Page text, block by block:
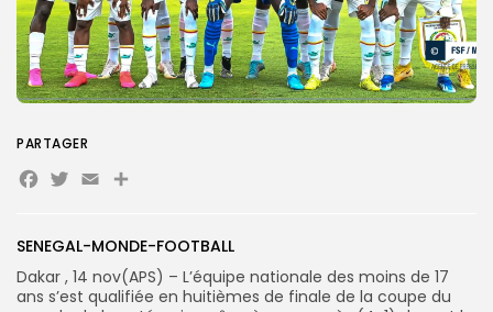
FR
SENEGAL-MONDE-FOOTBALL
Dakar , 14 nov(APS) – L’équipe nationale des moins de 17
ans s’est qualifiée en huitièmes de finale de la coupe du
PARTAGER
Facebook
Twitter
EmailPartager